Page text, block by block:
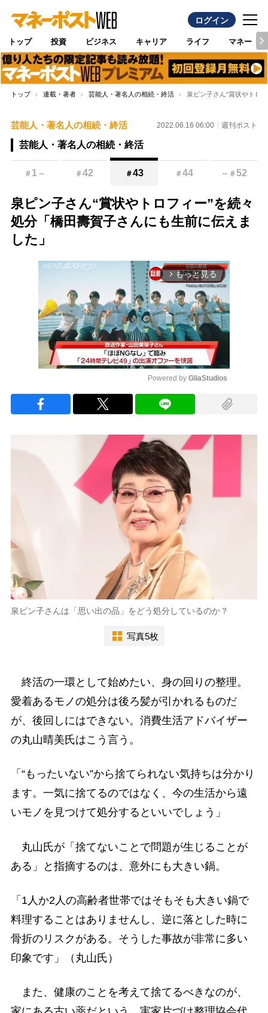
ログイン
トップ 投資 ビジネス キャリア ライフ マネー
トップ 連載・著者 芸能人・著名人の相続・終活 泉ピン子さん“賞状やトロ
芸能人・著名人の相続・終活 2022.06.16 06:00 週刊ポスト
芸能人・著名人の相続・終活
＃ 1 ～ ＃42 ＃43 ＃44 ～ ＃52
泉ピン子さん“賞状やトロフィー”を続々
処分「橋田壽賀子さんにも生前に伝えま
した」
arrow_forward_ios もっと見る
Powered by GliaStudios
泉ピン子さんは「思い出の品」をどう処分しているのか？
写真5枚
終活の一環として始めたい、身の回りの整理。
愛着あるモノの処分は後ろ髪が引かれるものだ
が、後回しにはできない。消費生活アドバイザー
の丸山晴美氏はこう言う。
「“もったいない”から捨てられない気持ちは分かり
ます。一気に捨てるのではなく、今の生活から遠
いモノを見つけて処分するといいでしょう」
丸山氏が「捨てないことで問題が生じることが
ある」と指摘するのは、意外にも大きい鍋。
「1人か2人の高齢者世帯ではそもそも大きい鍋で
料理することはありませんし、逆に落とした時に
骨折のリスクがある。そうした事故が非常に多い
印象です」（丸山氏）
また、健康のことを考えて捨てるべきなのが、